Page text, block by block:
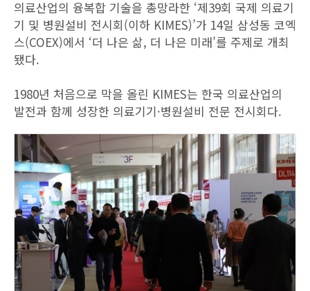
의료산업의 융복합 기술을 총망라한 ‘제39회 국제 의료기
기 및 병원설비 전시회(이하 KIMES)’가 14일 삼성동 코엑
스(COEX)에서 ‘더 나은 삶, 더 나은 미래’를 주제로 개최
됐다.
1980년 처음으로 막을 올린 KIMES는 한국 의료산업의
발전과 함께 성장한 의료기기·병원설비 전문 전시회다.